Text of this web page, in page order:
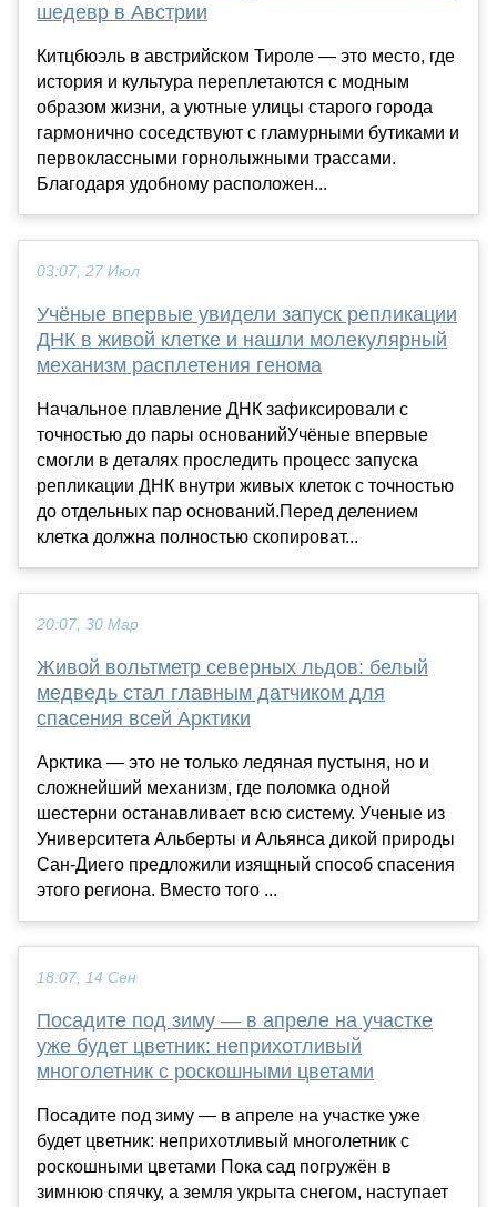
шедевр в Австрии
Китцбюэль в австрийском Тироле — это место, где
история и культура переплетаются с модным
образом жизни, а уютные улицы старого города
гармонично соседствуют с гламурными бутиками и
первоклассными горнолыжными трассами.
Благодаря удобному расположен...
03:07, 27 Июл
Учёные впервые увидели запуск репликации
ДНК в живой клетке и нашли молекулярный
механизм расплетения генома
Начальное плавление ДНК зафиксировали с
точностью до пары основанийУчёные впервые
смогли в деталях проследить процесс запуска
репликации ДНК внутри живых клеток с точностью
до отдельных пар оснований.Перед делением
клетка должна полностью скопироват...
20:07, 30 Мар
Живой вольтметр северных льдов: белый
медведь стал главным датчиком для
спасения всей Арктики
Арктика — это не только ледяная пустыня, но и
сложнейший механизм, где поломка одной
шестерни останавливает всю систему. Ученые из
Университета Альберты и Альянса дикой природы
Сан-Диего предложили изящный способ спасения
этого региона. Вместо того ...
18:07, 14 Сен
Посадите под зиму — в апреле на участке
уже будет цветник: неприхотливый
многолетник с роскошными цветами
Посадите под зиму — в апреле на участке уже
будет цветник: неприхотливый многолетник с
роскошными цветами Пока сад погружён в
зимнюю спячку, а земля укрыта снегом, наступает